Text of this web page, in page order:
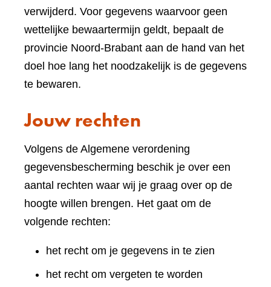
verwijderd. Voor gegevens waarvoor geen
wettelijke bewaartermijn geldt, bepaalt de
provincie Noord-Brabant aan de hand van het
doel hoe lang het noodzakelijk is de gegevens
te bewaren.
Jouw rechten
Volgens de Algemene verordening
gegevensbescherming beschik je over een
aantal rechten waar wij je graag over op de
hoogte willen brengen. Het gaat om de
volgende rechten:
het recht om je gegevens in te zien
het recht om vergeten te worden